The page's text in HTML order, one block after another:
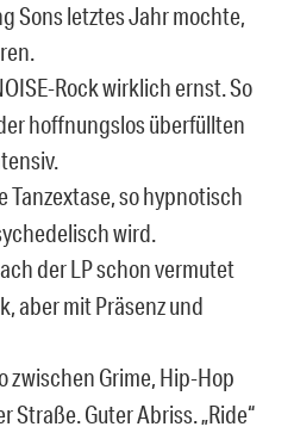
Sons letztes Jahr mochte,
Rock wirklich ernst. So
hoffnungslos überfüllten
Tanzextase, so hypnotisch
wird.
der LP schon vermutet
aber mit Präsenz und
zwischen Grime, Hip-Hop
Guter Abriss. „Ride“